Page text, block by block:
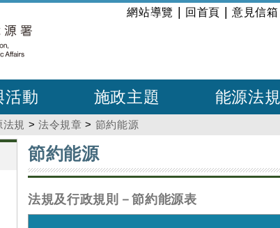
:::
網站導覽 回首頁 意見信箱
活動 施政主題 能源法規
法規 >法令規章 > 節約能源
:::
節約能源
法規及行政規則－節約能源表